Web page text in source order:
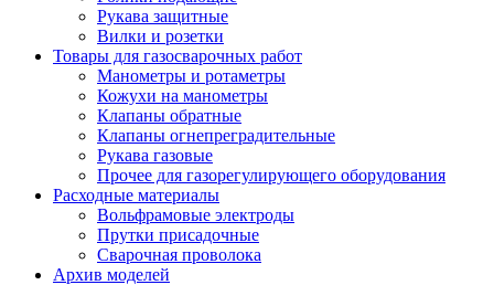
Рукава защитные
Вилки и розетки
Товары для газосварочных работ
Манометры и ротаметры
Кожухи на манометры
Клапаны обратные
Клапаны огнепреградительные
Рукава газовые
Прочее для газорегулирующего оборудования
Расходные материалы
Вольфрамовые электроды
Прутки присадочные
Сварочная проволока
Архив моделей